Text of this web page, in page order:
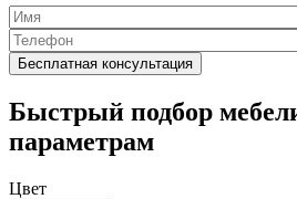
Быстрый подбор
параметрам
Цвет